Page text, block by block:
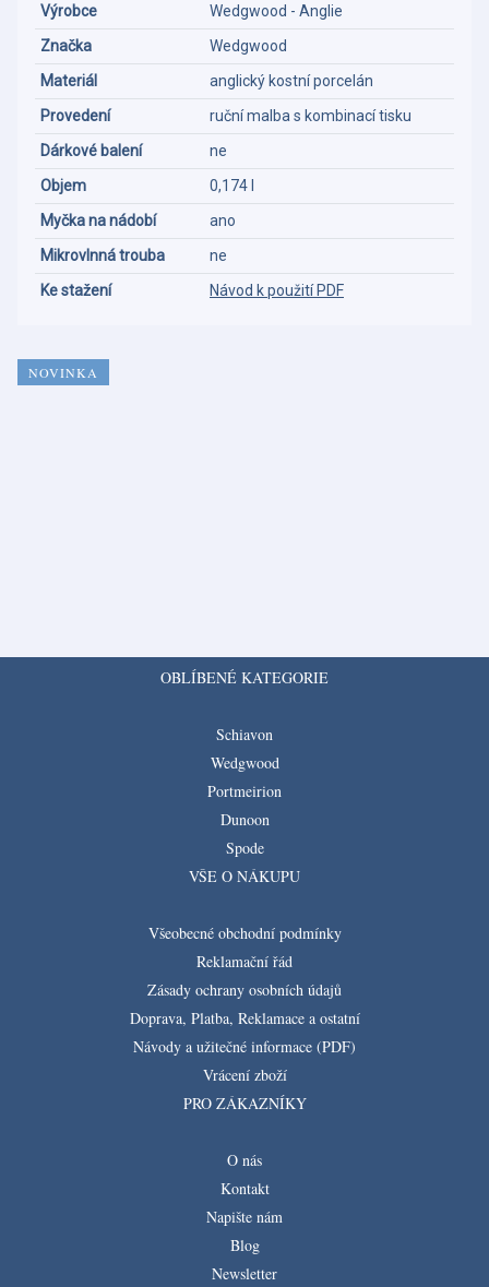
NOVINKA
Výrobce
Wedgwood - Anglie
Značka
Wedgwood
Materiál
anglický kostní porcelán
Provedení
ruční malba s kombinací tisku
Dárkové balení
ne
Objem
0,174 l
Myčka na nádobí
ano
Mikrovlnná trouba
ne
Ke stažení
Návod k použití PDF
OBLÍBENÉ KATEGORIE
Schiavon
Wedgwood
Portmeirion
Dunoon
Spode
VŠE O NÁKUPU
Všeobecné obchodní podmínky
Reklamační řád
Zásady ochrany osobních údajů
Doprava, Platba, Reklamace a ostatní
Návody a užitečné informace (PDF)
Vrácení zboží
PRO ZÁKAZNÍKY
O nás
Kontakt
Napište nám
Blog
Newsletter